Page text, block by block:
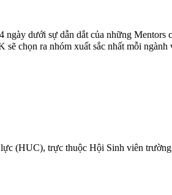
dưới sự dẫn dắt của những Mentors
chọn ra nhóm xuất sắc nhất mỗi ngành
(HUC), trực thuộc Hội Sinh viên